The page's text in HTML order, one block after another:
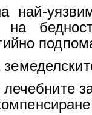
най-